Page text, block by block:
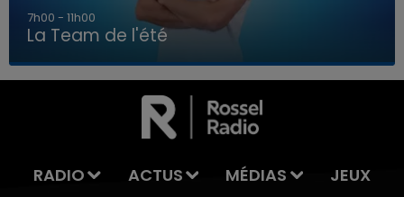
LA TEAM DE L'ÉTÉ
7h00 - 11h00
La Team de l'été
RADIO ACTUS MÉDIAS JEUX